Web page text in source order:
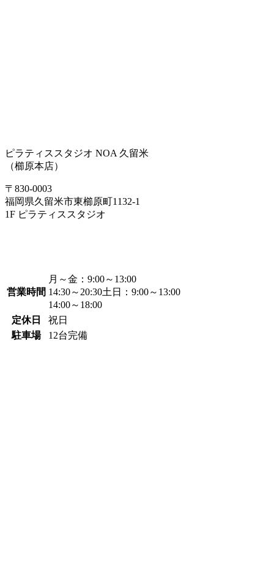
ピラティススタジオ NOA 久留米
（櫛原本店）
〒830-0003
福岡県久留米市東櫛原町1132-1
1F ピラティススタジオ
営業時間
月～金： 9:00～13:00
14:30～20:30土日： 9:00～13:00
14:00～18:00
定休日
祝日
駐車場
12台完備